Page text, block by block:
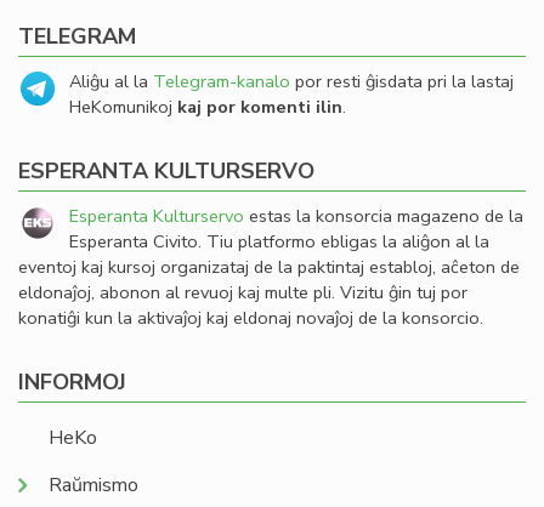
TELEGRAM
Aliĝu al la Telegram-kanalo por resti ĝisdata pri la lastaj
HeKomunikoj kaj por komenti ilin.
ESPERANTA KULTURSERVO
Esperanta Kulturservo estas la konsorcia magazeno de la
Esperanta Civito. Tiu platformo ebligas la aliĝon al la
eventoj kaj kursoj organizataj de la paktintaj establoj, aĉeton de
eldonaĵoj, abonon al revuoj kaj multe pli. Vizitu ĝin tuj por
konatiĝi kun la aktivaĵoj kaj eldonaj novaĵoj de la konsorcio.
INFORMOJ
HeKo
Raŭmismo